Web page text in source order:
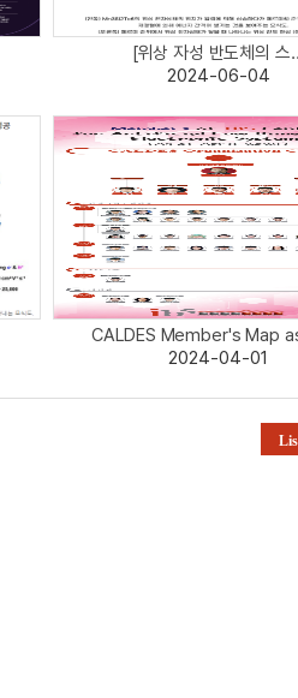
[위상 자성 반도체의 스
2024-06-04
CALDES Member's Map
2024-04-01